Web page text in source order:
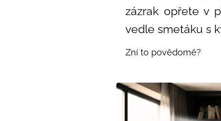
zázrak opřete v
vedle smetáku s
Zní to povědomě?